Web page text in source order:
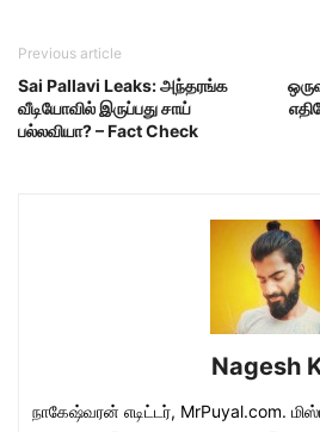
Previous article
Sai Pallavi Leaks: அந்தரங்க
வீடியோவில் இருப்பது சாய்
பல்லவியா? – Fact Check
Nagesh
நாகேஷ்வரன் எடிட்டர், MrPuyal.com.